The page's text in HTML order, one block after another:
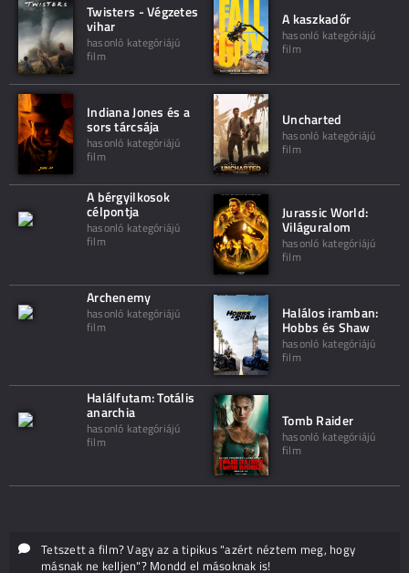
Twisters - Végzetes
vihar
hasonló kategóriájú
film
A kaszkadőr
hasonló kategóriájú
film
Indiana Jones és a
sors tárcsája
hasonló kategóriájú
film
Uncharted
hasonló kategóriájú
film
A bérgyilkosok
célpontja
hasonló kategóriájú
film
Jurassic World:
Világuralom
hasonló kategóriájú
film
Archenemy
hasonló kategóriájú
film
Halálos iramban:
Hobbs és Shaw
hasonló kategóriájú
film
Halálfutam: Totális
anarchia
hasonló kategóriájú
film
Tomb Raider
hasonló kategóriájú
film
Tetszett a film? Vagy az a tipikus "azért néztem meg, hogy
másnak ne kelljen"? Mondd el másoknak is!